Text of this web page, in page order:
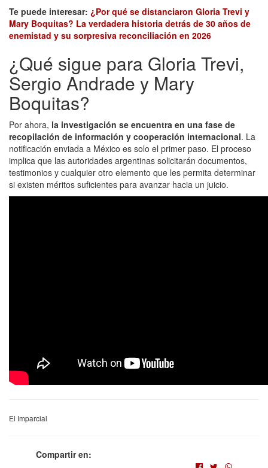
Te puede interesar: ¿Por qué se distanciaron Gloria Trevi y
Mary Boquitas? La verdadera historia detrás de 30 años de
enemistad y su sorpresiva reconciliación en 2026
¿Qué sigue para Gloria Trevi,
Sergio Andrade y Mary
Boquitas?
Por ahora, la investigación se encuentra en una fase de
recopilación de información y cooperación internacional. La
notificación enviada a México es solo el primer paso. El proceso
implica que las autoridades argentinas solicitarán documentos,
testimonios y cualquier otro elemento que les permita determinar
si existen méritos suficientes para avanzar hacia un juicio.
El Imparcial
Compartir en: